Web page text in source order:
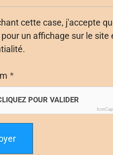
cette case, j'accepte
un affichage sur le
POUR VALIDER